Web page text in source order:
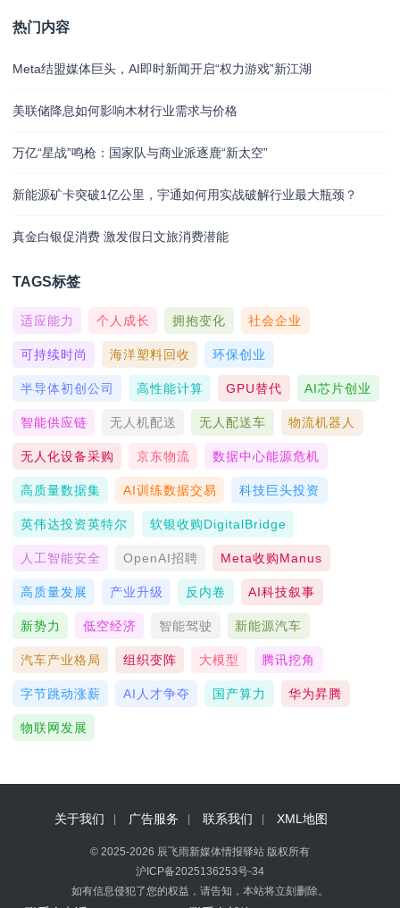
热门内容
Meta结盟媒体巨头，AI即时新闻开启“权力游戏”新江湖
美联储降息如何影响木材行业需求与价格
万亿“星战”鸣枪：国家队与商业派逐鹿“新太空”
新能源矿卡突破1亿公里，宇通如何用实战破解行业最大瓶颈？
真金白银促消费 激发假日文旅消费潜能
TAGS标签
适应能力 个人成长 拥抱变化 社会企业
可持续时尚 海洋塑料回收 环保创业
半导体初创公司 高性能计算 GPU替代 AI芯片创业
智能供应链 无人机配送 无人配送车 物流机器人
无人化设备采购 京东物流 数据中心能源危机
高质量数据集 AI训练数据交易 科技巨头投资
英伟达投资英特尔 软银收购DigitalBridge
人工智能安全 OpenAI招聘 Meta收购Manus
高质量发展 产业升级 反内卷 AI科技叙事
新势力 低空经济 智能驾驶 新能源汽车
汽车产业格局 组织变阵 大模型 腾讯挖角
字节跳动涨薪 AI人才争夺 国产算力 华为昇腾
物联网发展
关于我们 广告服务 联系我们 XML地图
© 2025-2026 辰飞雨新媒体情报驿站 版权所有
沪ICP备2025136253号-34
如有信息侵犯了您的权益，请告知，本站将立刻删除。